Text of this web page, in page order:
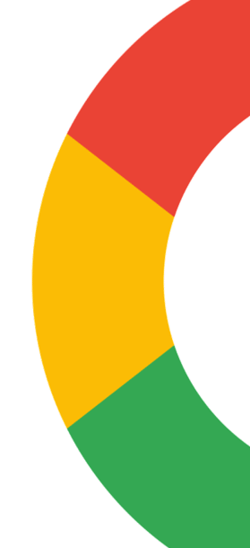
2026
La Sole en
Cadena 3